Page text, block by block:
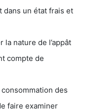
dans un état frais et
nature de l’appât
compte de
des
faire examiner